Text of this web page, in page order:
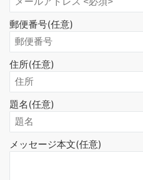
郵便番号(任意)
住所(任意)
題名(任意)
メッセージ本文(任意)